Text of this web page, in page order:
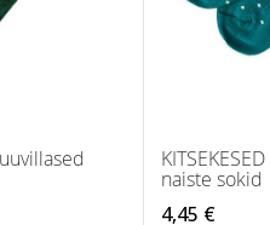
naiste sokid
4,45 €